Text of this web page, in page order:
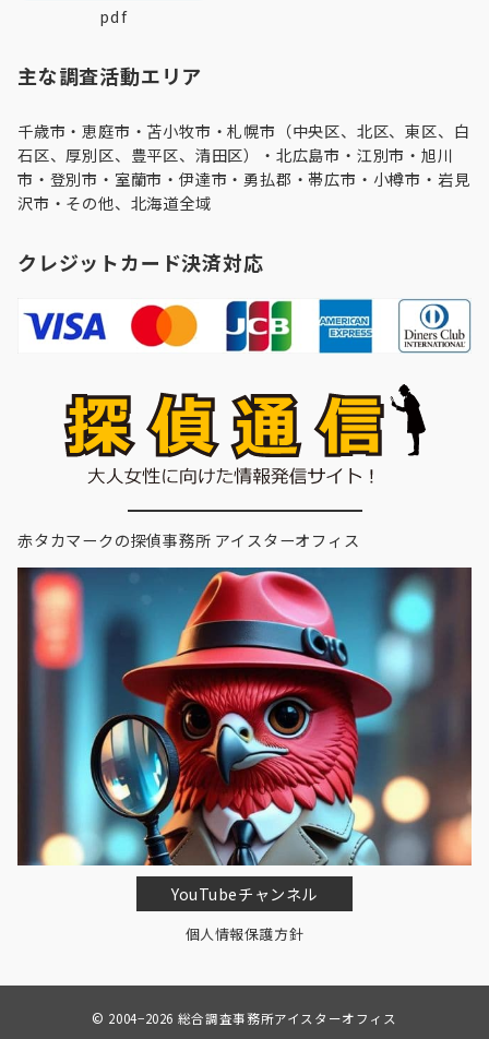
pdf
主な調査活動エリア
千歳市・恵庭市 ・ 苫小牧市 ・札幌市（中央区、北区、東区、白
石区、厚別区、豊平区、清田区）
・ 北広島市 ・ 江別市 ・旭川
市 ・登別市・ 室蘭市 ・伊達市・勇払郡・帯広市・ 小樽市 ・ 岩見
沢市 ・その他、北海道全域
クレジットカード決済対応
赤タカマークの探偵事務所 アイスターオフィス
YouTubeチャンネル
個人情報保護方針
© 2004−2026 総合調査事務所アイスターオフィス